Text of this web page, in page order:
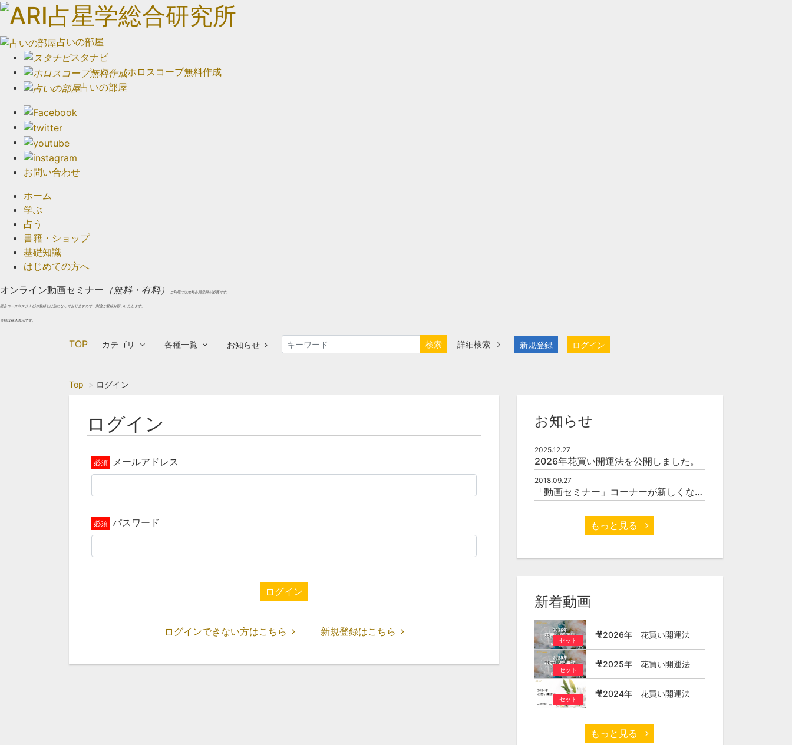
占いの部屋
スタナビ
ホロスコープ無料作成
占いの部屋
お問い合わせ
ホーム
学ぶ
占う
書籍・ショップ
基礎知識
はじめての方へ
オンライン動画セミナー （無料・有料） ご利用には無料会員登録が必要です。
総合コースやスタナビの登録とは別になっておりますので、別途ご登録お願いいたします。
金額は税込表示です。
TOP カテゴリ 各種一覧 お知らせ 検索 詳細検索 新規登録 ログイン
Top ログイン
ログイン
メールアドレス
パスワード
ログイン
ログインできない方はこちら 新規登録はこちら
お知らせ
2025.12.27
2026年花買い開運法を公開しました。
2018.09.27
「動画セミナー」コーナーが新しくなりました
もっと見る
新着動画
セット
🎥2026年 花買い開運法
セット
🎥2025年 花買い開運法
セット
🎥2024年 花買い開運法
もっと見る